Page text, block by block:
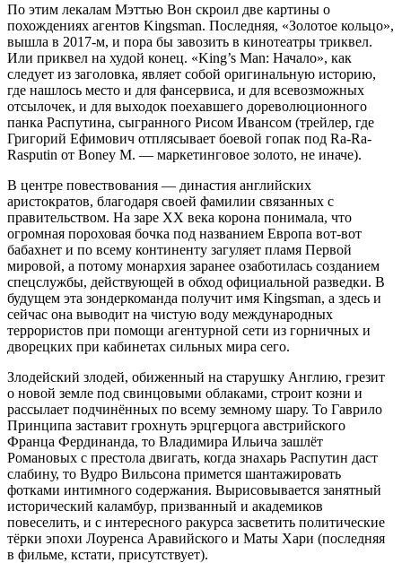
По этим лекалам Мэттью Вон скроил две картины о
похождениях агентов Kingsman. Последняя, «Золотое кольцо»,
вышла в 2017-м, и пора бы завозить в кинотеатры триквел.
Или приквел на худой конец. «King’s Man: Начало», как
следует из заголовка, являет собой оригинальную историю,
где нашлось место и для фансервиса, и для всевозможных
отсылочек, и для выходок поехавшего дореволюционного
панка Распутина, сыгранного Рисом Ивансом (трейлер, где
Григорий Ефимович отплясывает боевой гопак под Ra-Ra-
Rasputin от Boney M. — маркетинговое золото, не иначе).
В центре повествования — династия английских
аристократов, благодаря своей фамилии связанных с
правительством. На заре XX века корона понимала, что
огромная пороховая бочка под названием Европа вот-вот
бабахнет и по всему континенту загуляет пламя Первой
мировой, а потому монархия заранее озаботилась созданием
спецслужбы, действующей в обход официальной разведки. В
будущем эта зондеркоманда получит имя Kingsman, а здесь и
сейчас она выводит на чистую воду международных
террористов при помощи агентурной сети из горничных и
дворецких при кабинетах сильных мира сего.
Злодейский злодей, обиженный на старушку Англию, грезит
о новой земле под свинцовыми облаками, строит козни и
рассылает подчинённых по всему земному шару. То Гаврило
Принципа заставит грохнуть эрцгерцога австрийского
Франца Фердинанда, то Владимира Ильича зашлёт
Романовых с престола двигать, когда знахарь Распутин даст
слабину, то Вудро Вильсона примется шантажировать
фотками интимного содержания. Вырисовывается занятный
исторический каламбур, призванный и академиков
повеселить, и с интересного ракурса засветить политические
тёрки эпохи Лоуренса Аравийского и Маты Хари (последняя
в фильме, кстати, присутствует).